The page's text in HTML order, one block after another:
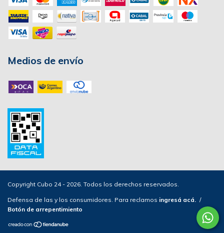
Medios de envío
Copyright Cubo 24 - 2026. Todos los derechos reservados.
Defensa de las y los consumidores. Para reclamos ingresá acá. /
Botón de arrepentimiento